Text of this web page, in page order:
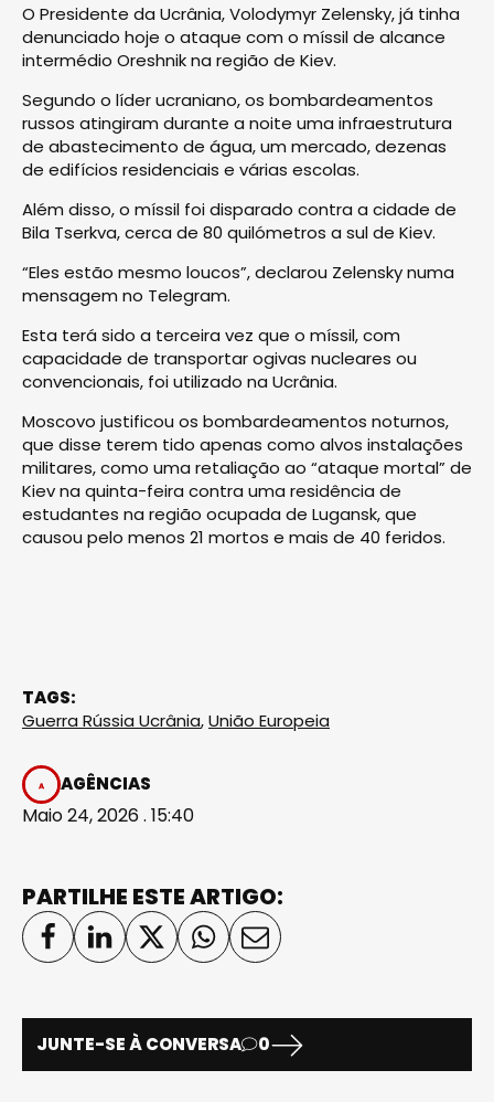
O Presidente da Ucrânia, Volodymyr Zelensky, já tinha
denunciado hoje o ataque com o míssil de alcance
intermédio Oreshnik na região de Kiev.
Segundo o líder ucraniano, os bombardeamentos
russos atingiram durante a noite uma infraestrutura
de abastecimento de água, um mercado, dezenas
de edifícios residenciais e várias escolas.
Além disso, o míssil foi disparado contra a cidade de
Bila Tserkva, cerca de 80 quilómetros a sul de Kiev.
“Eles estão mesmo loucos”, declarou Zelensky numa
mensagem no Telegram.
Esta terá sido a terceira vez que o míssil, com
capacidade de transportar ogivas nucleares ou
convencionais, foi utilizado na Ucrânia.
Moscovo justificou os bombardeamentos noturnos,
que disse terem tido apenas como alvos instalações
militares, como uma retaliação ao “ataque mortal” de
Kiev na quinta-feira contra uma residência de
estudantes na região ocupada de Lugansk, que
causou pelo menos 21 mortos e mais de 40 feridos.
TAGS:
Guerra Rússia Ucrânia,União Europeia
AGÊNCIAS
Maio 24, 2026 . 15:40
PARTILHE ESTE ARTIGO:
JUNTE-SE À CONVERSA 0